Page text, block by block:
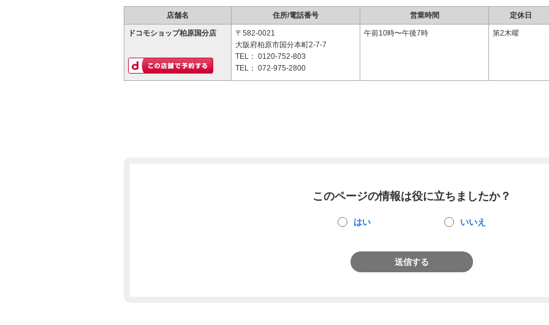
店舗名 住所/電話番号 営業時間 定休日
ドコモショップ柏原国分店
〒582-0021
大阪府柏原市国分本町2-7-7
TEL： 0120-752-803
TEL： 072-975-2800
午前10時〜午後7時 第2木曜
このページの情報は役に立ちましたか？
はい いいえ
送信する